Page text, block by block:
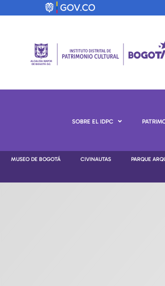
SOBRE EL IDPC
MUSEO DE BOGOTÁ CIVINAUTAS PARQUE